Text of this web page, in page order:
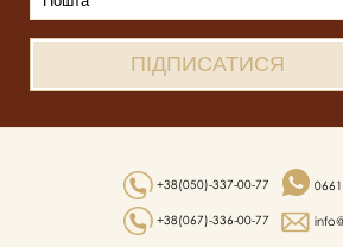
+38(050)-337-00-77
+38(067)-336-00-77